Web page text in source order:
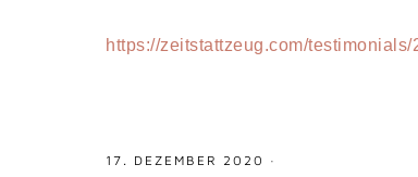
https://zeitstattzeug.com/testimonials/
17. DEZEMBER 2020 ·